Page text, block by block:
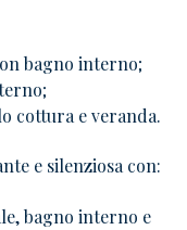
bagno interno;
cottura e veranda.
e silenziosa con:
bagno interno e